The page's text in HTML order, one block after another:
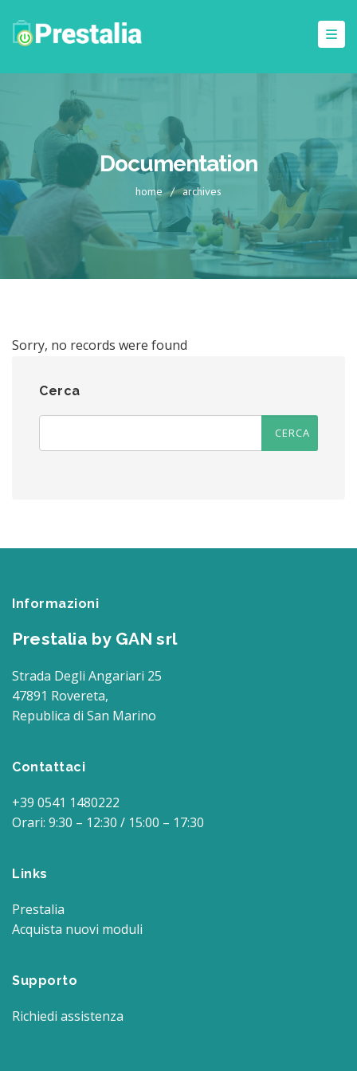
Documentation
home / archives
Sorry, no records were found
Cerca
Informazioni
Prestalia by GAN srl
Strada Degli Angariari 25
47891 Rovereta,
Republica di San Marino
Contattaci
+39 0541 1480222
Orari: 9:30 – 12:30 / 15:00 – 17:30
Links
Prestalia
Acquista nuovi moduli
Supporto
Richiedi assistenza